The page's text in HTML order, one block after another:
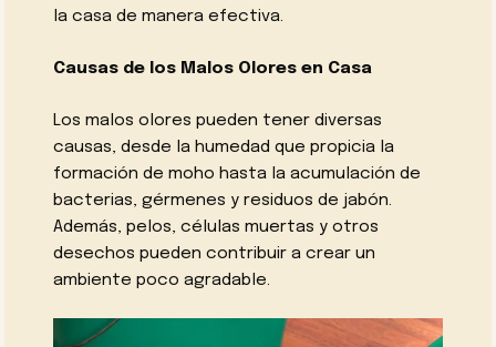
la casa de manera efectiva.
Causas de los Malos Olores en Casa
Los malos olores pueden tener diversas
causas, desde la humedad que propicia la
formación de moho hasta la acumulación de
bacterias, gérmenes y residuos de jabón.
Además, pelos, células muertas y otros
desechos pueden contribuir a crear un
ambiente poco agradable.